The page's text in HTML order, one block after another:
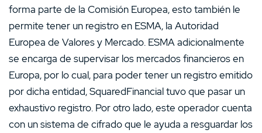
forma parte de la Comisión Europea, esto también le
permite tener un registro en ESMA, la Autoridad
Europea de Valores y Mercado. ESMA adicionalmente
se encarga de supervisar los mercados financieros en
Europa, por lo cual, para poder tener un registro emitido
por dicha entidad, SquaredFinancial tuvo que pasar un
exhaustivo registro. Por otro lado, este operador cuenta
con un sistema de cifrado que le ayuda a resguardar los